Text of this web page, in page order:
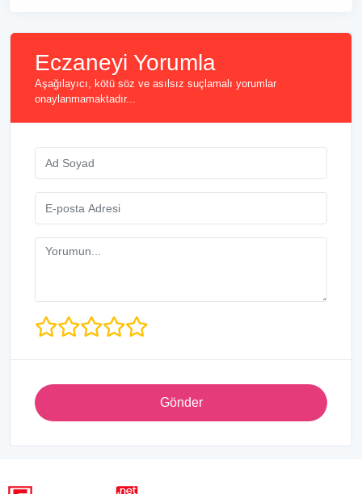
Eczaneyi Yorumla
Aşağılayıcı, kötü söz ve asılsız suçlamalı yorumlar
onaylanmamaktadır...
Gönder